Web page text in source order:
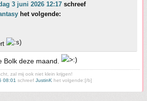
3 juni 2026 12:17 schreef
het volgende:
Bolk deze maand.
zal mij ook niet klein krijgen!
08:01 schreef JustinK het volgende:[/b]